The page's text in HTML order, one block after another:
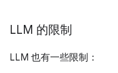
LLM 的限制
LLM 也有一些限制：